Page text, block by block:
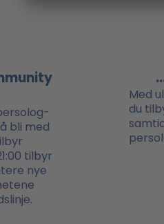
bli med
tilbyr
nye
Med
du